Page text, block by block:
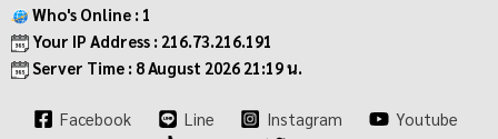
Who's Online : 1
Your IP Address : 216.73.216.191
Server Time : 8 August 2026 21:19 น.
Facebook Line Instagram
Youtube